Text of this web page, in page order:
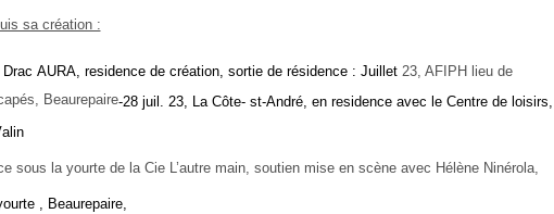
sa création :
AURA, residence de création, sortie de résidence : Juillet 23, AFIPH lieu de
Beaurepaire-28 juil. 23, La Côte- st-André, en residence avec le Centre de loisirs,
sous la yourte de la Cie L’autre main, soutien mise en scène avec Hélène Ninérola,
, Beaurepaire,